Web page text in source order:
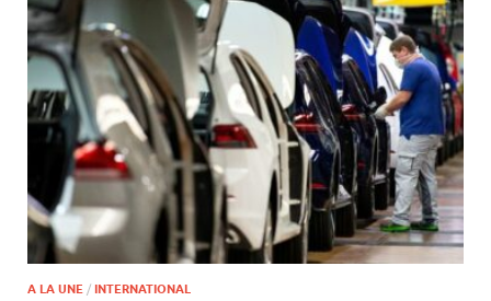
A LA UNE / INTERNATIONAL